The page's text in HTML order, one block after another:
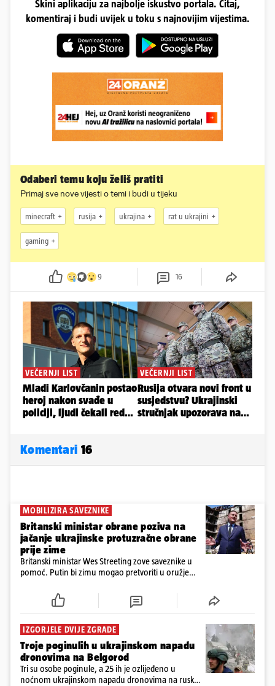
Skini aplikaciju za najbolje iskustvo portala. Čitaj,
komentiraj i budi uvijek u toku s najnovijim vijestima.
Odaberi temu koju želiš pratiti
Primaj sve nove vijesti o temi i budi u tijeku
minecraft rusija ukrajina rat u ukrajini
gaming
9 16
Komentari 16
MOBILIZIRA SAVEZNIKE
Britanski ministar obrane poziva na
jačanje ukrajinske protuzračne obrane
prije zime
Britanski ministar Wes Streeting zove saveznike u
pomoć. Putin bi zimu mogao pretvoriti u oružje
jača protuzračna obrana
IZGORJELE DVIJE ZGRADE
Troje poginulih u ukrajinskom napadu
dronovima na Belgorod
Tri su osobe poginule, a 25 ih je ozlijeđeno u
noćnom ukrajinskom napadu dronovima na ruski